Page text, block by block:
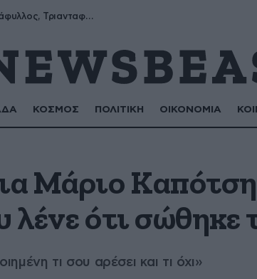
Μύρων, Τριαντάφυλλος, Τριανταφυλλιά, Φυλλιώ, Ρόζα
ΚΟΣΜΟΣ ΠΟΛΙΤΙΚΗ ΟΙΚΟΝΟΜΙΑ
Μάριο
ότι σώθηκε
τι σου αρέσει και τι όχι»